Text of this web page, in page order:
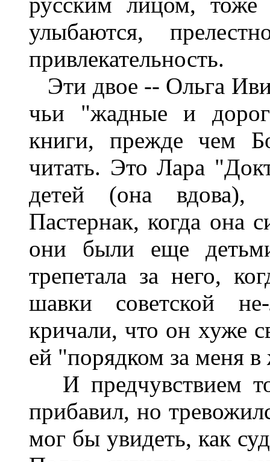
улыбаются,
привлекательность.
Эти двое -- Ольга
чьи "жадные и
книги, прежде чем
читать. Это Лара
детей (она
Пастернак, когда она
они были еще
трепетала за него,
шавки советской
кричали, что он хуже
ей "порядком за меня в
И предчувствием
прибавил, но
мог бы увидеть, как